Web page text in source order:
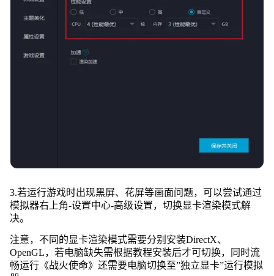
3.若运行游戏时出现黑屏、花屏等画面问题，可以尝试通过
模拟器右上角-设置中心-高级设置，切换显卡渲染模式解
决。
注意，不同的显卡渲染模式需要分别安装DirectX、
OpenGL，若电脑缺失需根据教程安装后才可切换，同时流
畅运行《战火使命》还需要电脑切换至”独立显卡”运行模拟